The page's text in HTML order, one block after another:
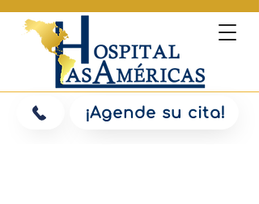
¡Agende su cita!